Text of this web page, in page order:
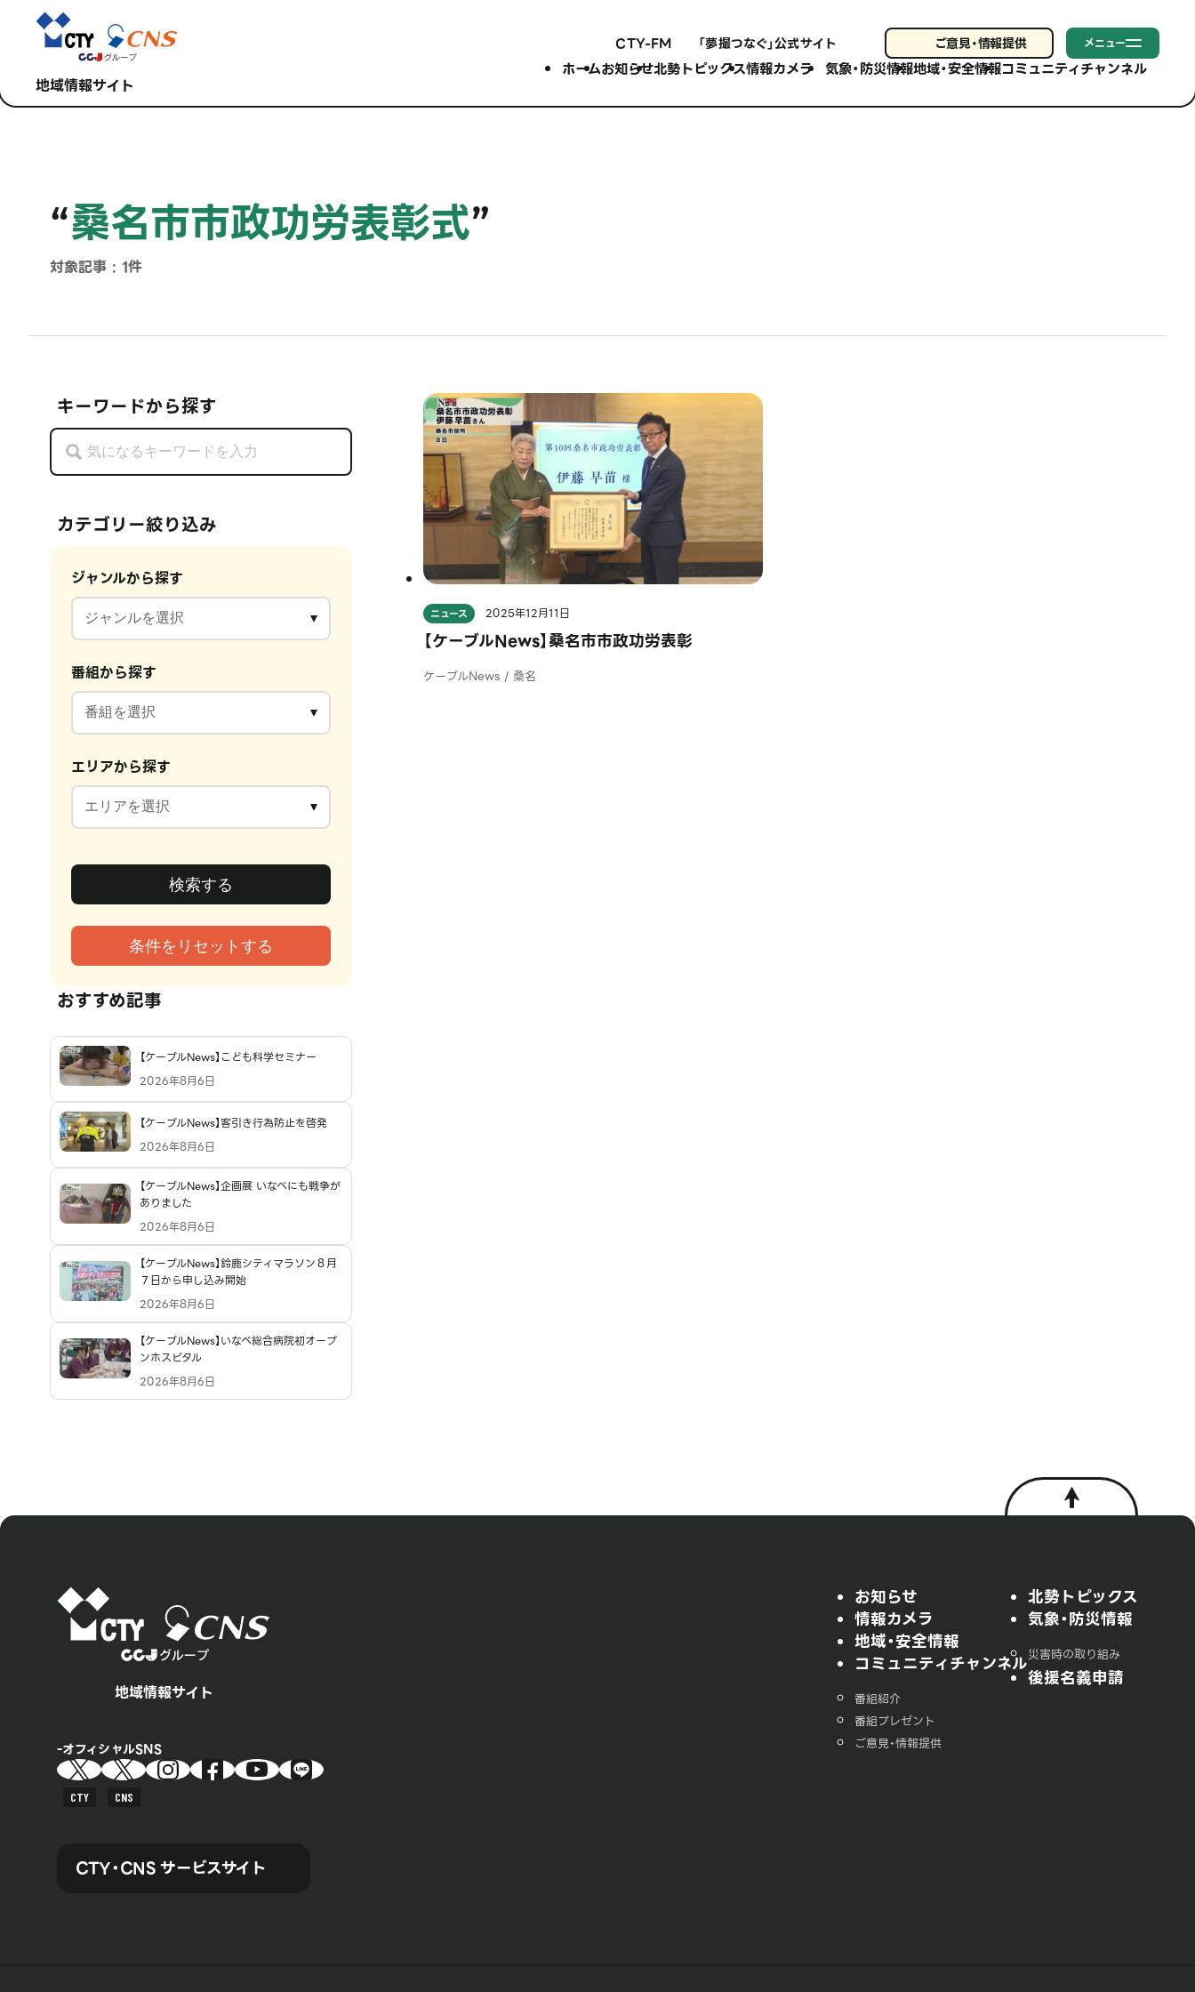
地域情報サイト
CTY-FM 「夢撮つなぐ」公式サイト ご意見・情報提供 メニュー
ホームお知らせ北勢トピックス情報カメラ 気象・防災情報地域・安全情報コミュニティチャンネル
“桑名市市政功労表彰式”
対象記事 : 1件
キーワードから探す
カテゴリー絞り込み
ジャンルから探す
番組から探す
エリアから探す
おすすめ記事
【ケーブルNews】こども科学セミナー
2026年8月6日
【ケーブルNews】客引き行為防止を啓発
2026年8月6日
【ケーブルNews】企画展 いなべにも戦争が
ありました
2026年8月6日
【ケーブルNews】鈴鹿シティマラソン８月
７日から申し込み開始
2026年8月6日
【ケーブルNews】いなべ総合病院初オープ
ンホスピタル
2026年8月6日
ニュース 2025年12月11日
【ケーブルNews】桑名市市政功労表彰
ケーブルNews / 桑名
地域情報サイト
オフィシャルSNS
CTY CNS
CTY・CNS サービスサイト
お知らせ
情報カメラ
地域・安全情報
コミュニティチャンネル
番組紹介
番組プレゼント
ご意見・情報提供
北勢トピックス
気象・防災情報
災害時の取り組み
後援名義申請